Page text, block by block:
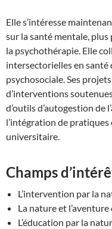
Elle s’intéresse
sur la santé mentale,
la psychothérapie. Elle
intersectorielles en
psychosociale. Ses
d’interventions
d’outils d’autogestion de
l’intégration de
universitaire.
Champs
L’intervention par la
La nature et
L’éducation par la